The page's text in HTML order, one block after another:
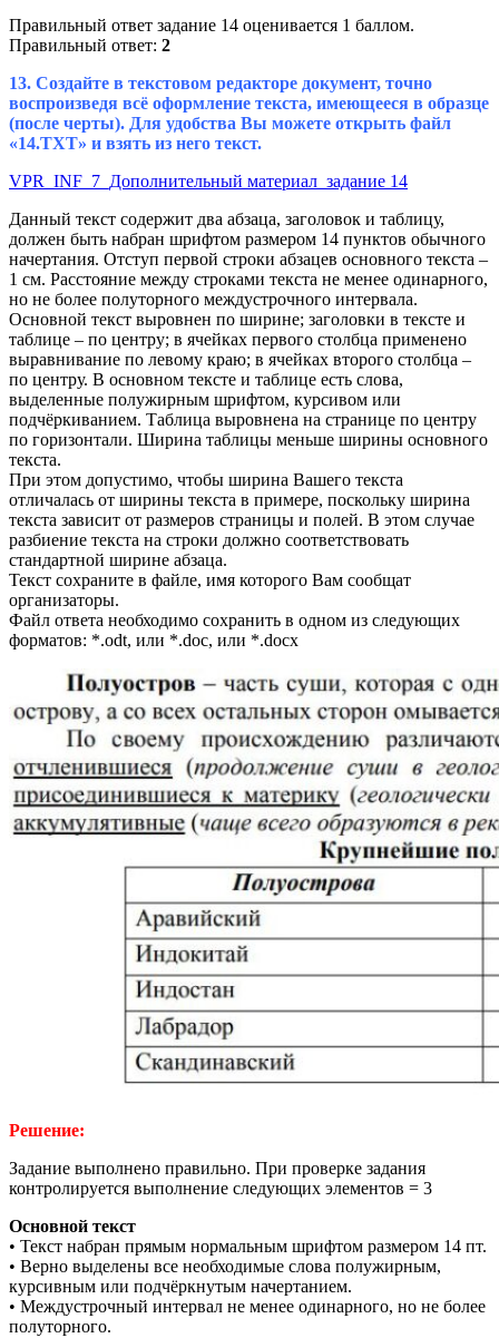
Правильный ответ задание 14 оценивается 1 баллом.
Правильный ответ: 2
13. Создайте в текстовом редакторе документ, точно
воспроизведя всё оформление текста, имеющееся в образце
(после черты). Для удобства Вы можете открыть файл
«14.TXT» и взять из него текст.
VPR_INF_7_Дополнительный материал_задание 14
Данный текст содержит два абзаца, заголовок и таблицу,
должен быть набран шрифтом размером 14 пунктов обычного
начертания. Отступ первой строки абзацев основного текста –
1 см. Расстояние между строками текста не менее одинарного,
но не более полуторного междустрочного интервала.
Основной текст выровнен по ширине; заголовки в тексте и
таблице – по центру; в ячейках первого столбца применено
выравнивание по левому краю; в ячейках второго столбца –
по центру. В основном тексте и таблице есть слова,
выделенные полужирным шрифтом, курсивом или
подчёркиванием. Таблица выровнена на странице по центру
по горизонтали. Ширина таблицы меньше ширины основного
текста.
При этом допустимо, чтобы ширина Вашего текста
отличалась от ширины текста в примере, поскольку ширина
текста зависит от размеров страницы и полей. В этом случае
разбиение текста на строки должно соответствовать
стандартной ширине абзаца.
Текст сохраните в файле, имя которого Вам сообщат
организаторы.
Файл ответа необходимо сохранить в одном из следующих
форматов: *.odt, или *.doc, или *.docx
Решение:
Задание выполнено правильно. При проверке задания
контролируется выполнение следующих элементов = 3
Основной текст
• Текст набран прямым нормальным шрифтом размером 14 пт.
• Верно выделены все необходимые слова полужирным,
курсивным или подчёркнутым начертанием.
• Междустрочный интервал не менее одинарного, но не более
полуторного.